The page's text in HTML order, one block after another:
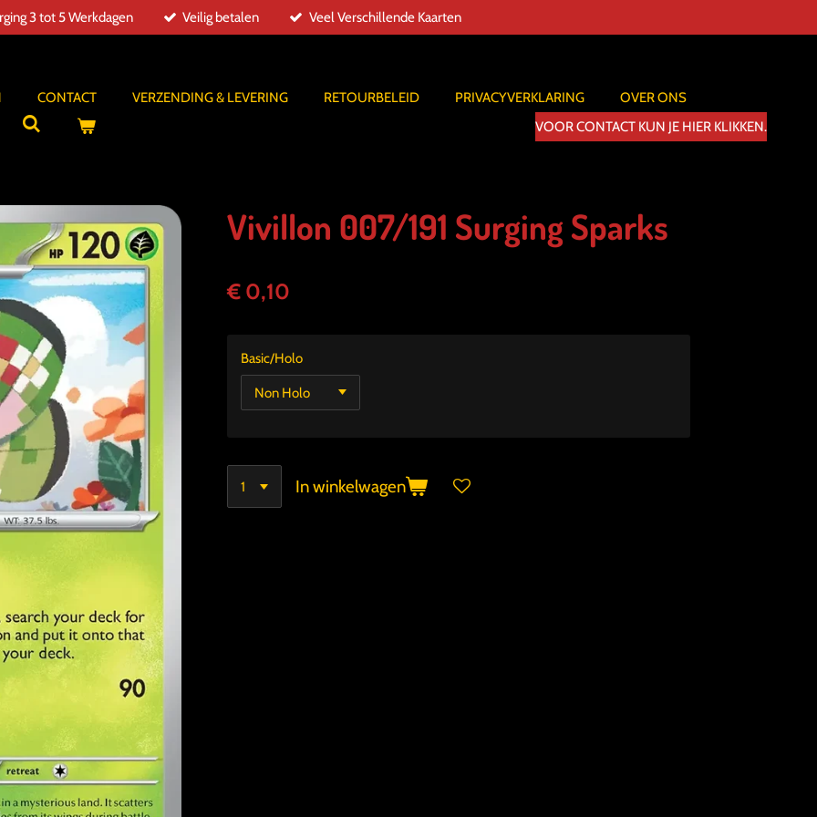
3 tot 5 Werkdagen Veilig betalen Veel Verschillende Kaarten
CONTACT VERZENDING & LEVERING RETOURBELEID PRIVACYVERKLARING
OVER ONS
VOOR CONTACT KUN JE HIER KLIKKEN.
Vivillon 007/191 Surging Sparks
€ 0,10
Basic/Holo
In winkelwagen